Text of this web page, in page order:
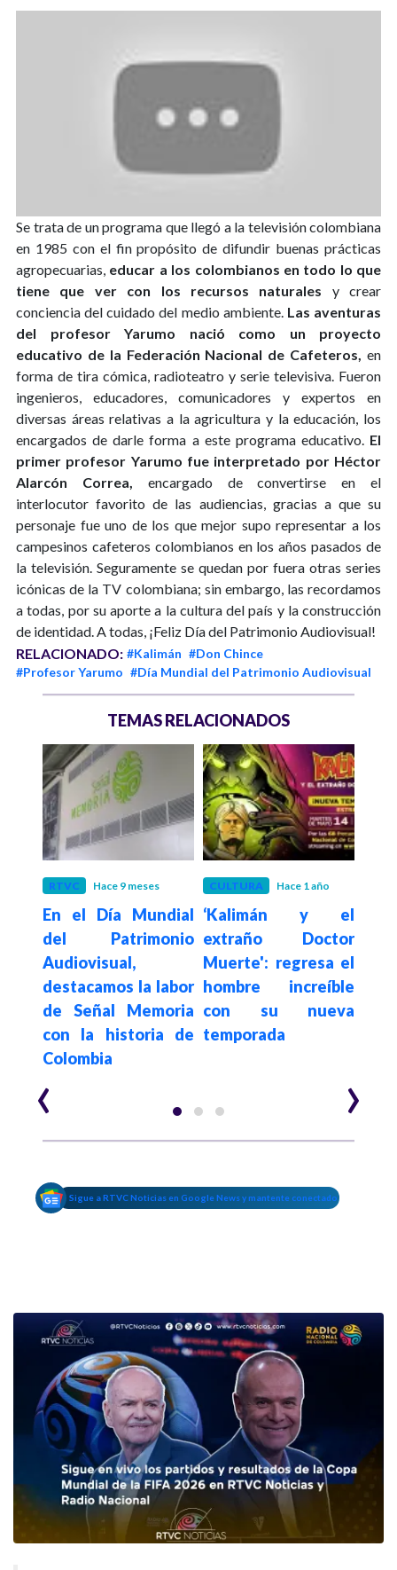
Se trata de un programa que llegó a la televisión colombiana
en 1985 con el fin propósito de difundir buenas prácticas
agropecuarias, educar a los colombianos en todo lo que
tiene que ver con los recursos naturales y crear
conciencia del cuidado del medio ambiente. Las aventuras
del profesor Yarumo nació como un proyecto
educativo de la Federación Nacional de Cafeteros, en
forma de tira cómica, radioteatro y serie televisiva. Fueron
ingenieros, educadores, comunicadores y expertos en
diversas áreas relativas a la agricultura y la educación, los
encargados de darle forma a este programa educativo. El
primer profesor Yarumo fue interpretado por Héctor
Alarcón Correa, encargado de convertirse en el
interlocutor favorito de las audiencias, gracias a que su
personaje fue uno de los que mejor supo representar a los
campesinos cafeteros colombianos en los años pasados de
la televisión. Seguramente se quedan por fuera otras series
icónicas de la TV colombiana; sin embargo, las recordamos
a todas, por su aporte a la cultura del país y la construcción
de identidad. A todas, ¡Feliz Día del Patrimonio Audiovisual!
RELACIONADO: #Kalimán #Don Chince
#Profesor Yarumo #Día Mundial del Patrimonio Audiovisual
TEMAS RELACIONADOS
RTVC Hace 9 meses
En el Día Mundial
del Patrimonio
Audiovisual,
destacamos la labor
de Señal Memoria
con la historia de
Colombia
CULTURA Hace 1 año
‘Kalimán y el
extraño Doctor
Muerte': regresa el
hombre increíble
con su nueva
temporada
‹ ›
Sigue a RTVC Noticias en Google News y mantente conectado